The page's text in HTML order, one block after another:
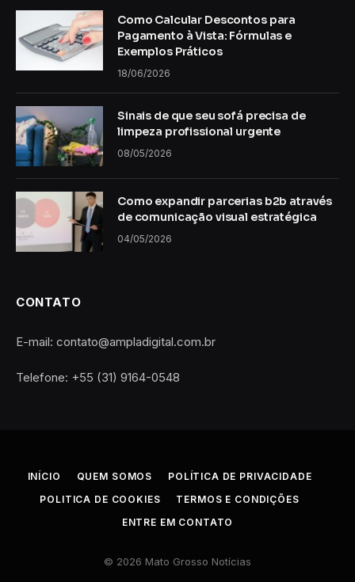
Como Calcular Descontos para
Pagamento à Vista: Fórmulas e
Exemplos Práticos
18/06/2026
Sinais de que seu sofá precisa de
limpeza profissional urgente
08/05/2026
Como expandir parcerias b2b através
de comunicação visual estratégica
04/05/2026
CONTATO
E-mail: contato@ampladigital.com.br
Telefone: +55 (31) 9164-0548
INÍCIO QUEM SOMOS
POLÍTICA DE PRIVACIDADE
POLITICA DE COOKIES
TERMOS E CONDIÇÕES
ENTRE EM CONTATO
© 2026 Mato Grosso Notícias